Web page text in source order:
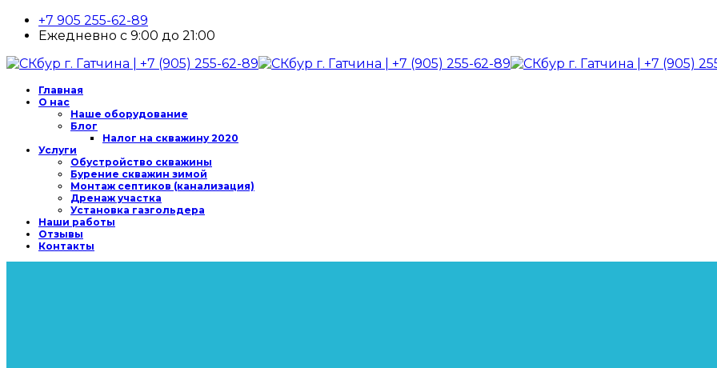
+7 905 255-62-89
Ежедневно с 9:00 до 21:00
Главная
О нас
Наше оборудование
Блог
Налог на скважину 2020
Услуги
Обустройство скважины
Бурение скважин зимой
Монтаж септиков (канализация)
Дренаж участка
Установка газгольдера
Наши работы
Отзывы
Контакты